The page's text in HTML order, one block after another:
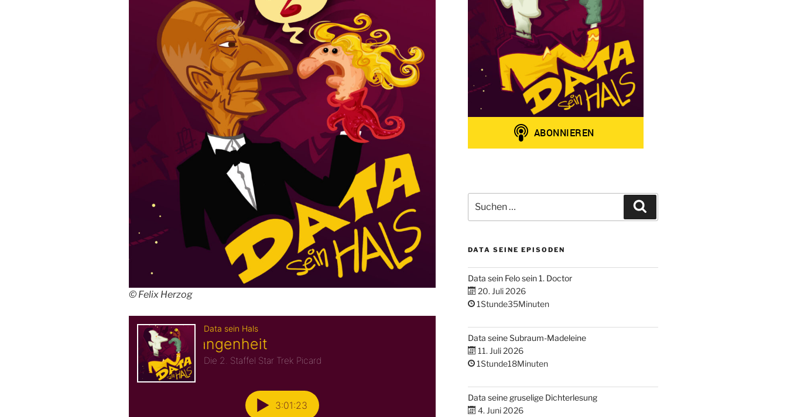
© Felix Herzog
nach:
DATA SEINE EPISODEN
Data sein Felo sein 1. Doctor
20. Juli 2026
1Stunde35Minuten
Data seine Subraum-Madeleine
11. Juli 2026
1Stunde18Minuten
Data seine gruselige Dichterlesung
4. Juni 2026